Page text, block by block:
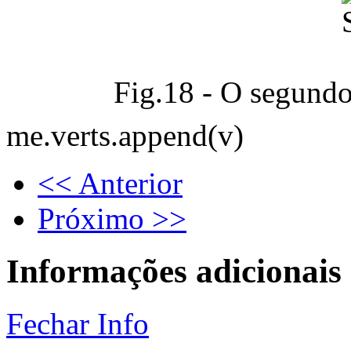
Fig.18 - O
me.verts.append(v)
<< Anterior
Próximo >>
Informações adicionais
Fechar Info